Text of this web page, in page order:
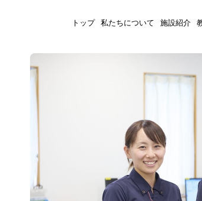
トップ 私たちについて 施設紹介